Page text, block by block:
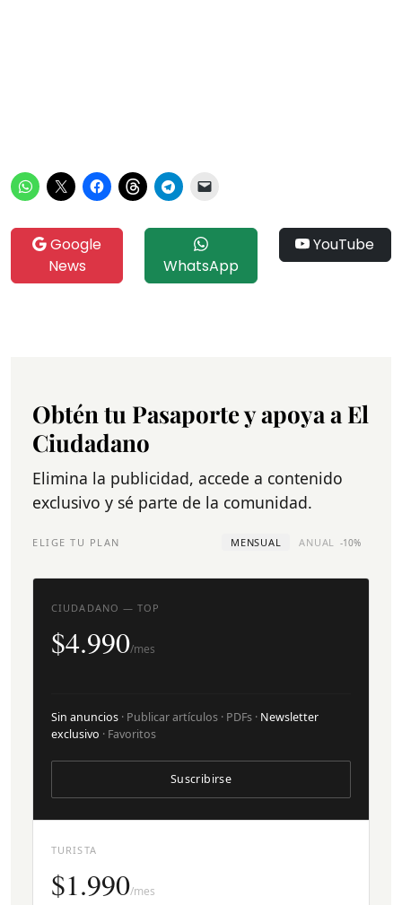
Google
News
WhatsApp
YouTube
Obtén tu Pasaporte y apoya a El
Ciudadano
Elimina la publicidad, accede a contenido
exclusivo y sé parte de la comunidad.
ELIGE TU PLAN MENSUAL ANUAL -10%
TURISTA
$1.990/mes
CIUDADANO — TOP
$4.990/mes
Sin anuncios · Publicar artículos · PDFs · Newsletter
exclusivo · Favoritos
Suscribirse